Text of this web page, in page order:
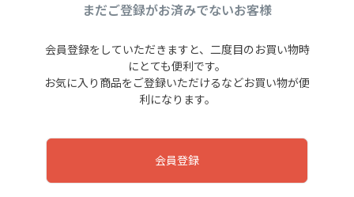
まだご登録がお済みでないお客様
会員登録をしていただきますと、二度目のお買い物時
にとても便利です。
お気に入り商品をご登録いただけるなどお買い物が便
利になります。
会員登録